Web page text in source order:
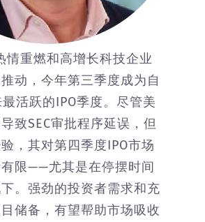
情重燃和高增长科技企业
动，今年第三季度成为自
活跃的IPO季度。尽管美
致SEC审批程序延误，但
，其对第四季度IPO市场
限——尤其是在停摆时间
。强劲的投资者需求和充
储备，有望帮助市场吸收